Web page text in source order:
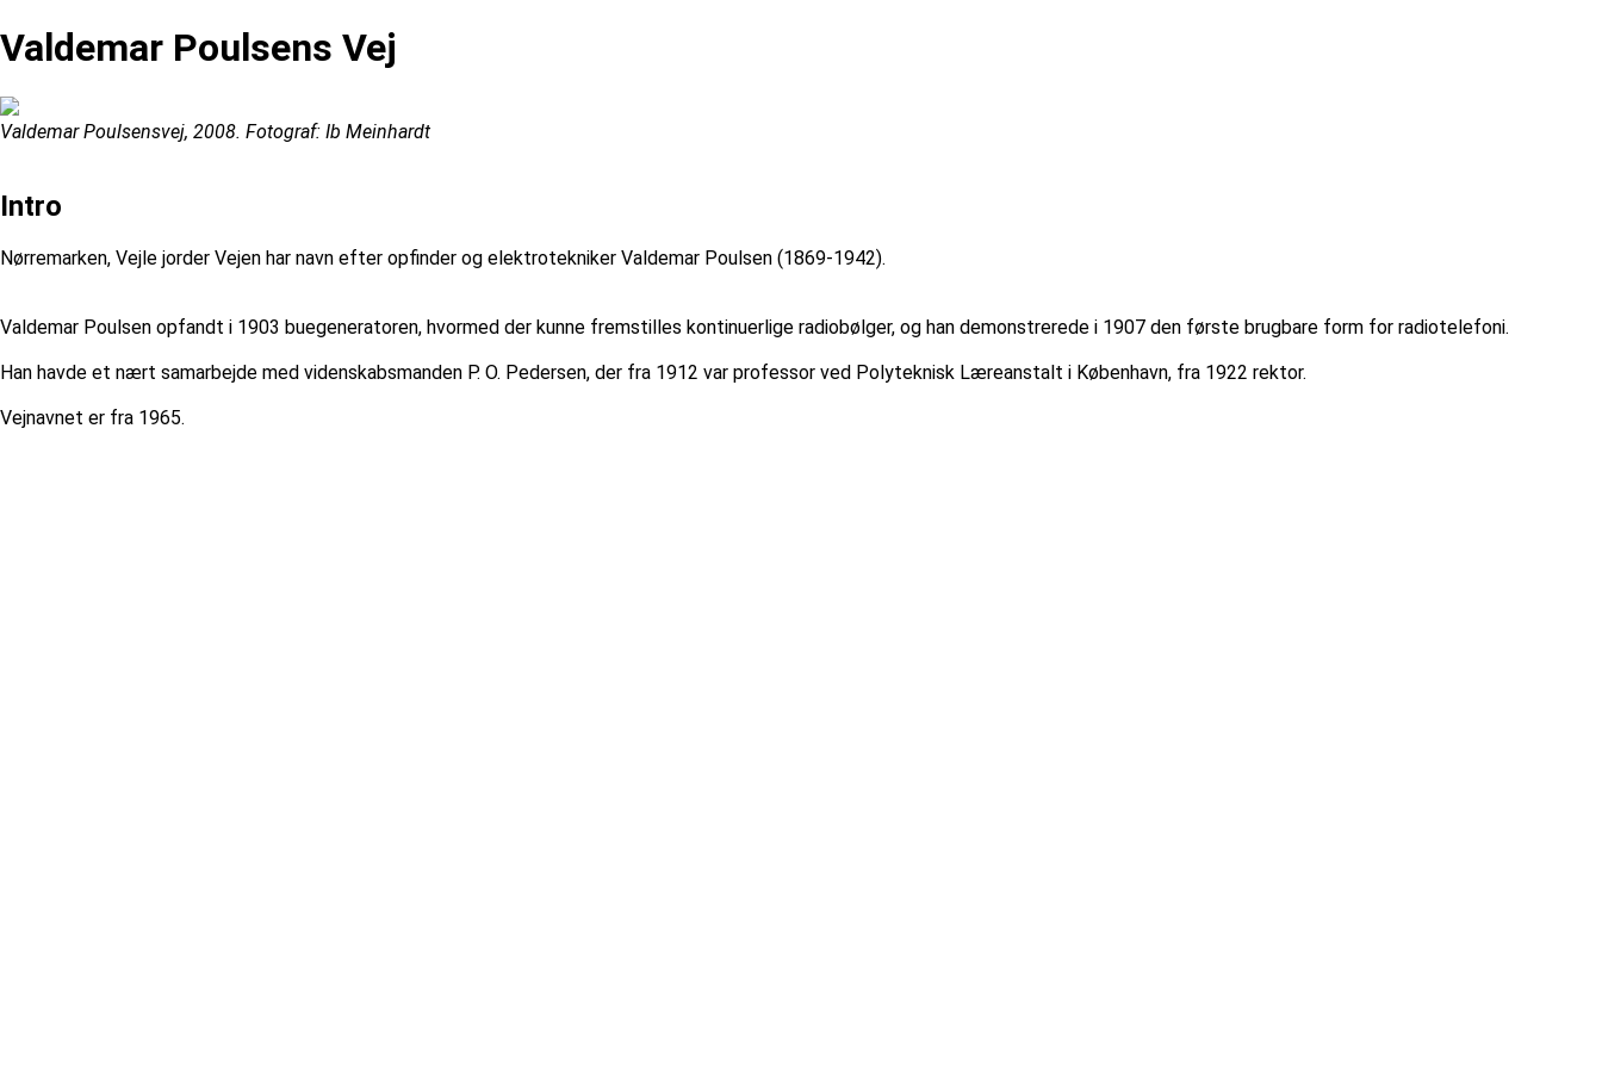
Valdemar Poulsens Vej
Valdemar Poulsensvej, 2008. Fotograf: Ib Meinhardt
Intro
Nørremarken, Vejle jorder Vejen har navn efter opfinder og elektrotekniker Valdemar Poulsen (1869-1942).
Valdemar Poulsen opfandt i 1903 buegeneratoren, hvormed der kunne fremstilles kontinuerlige radiobølger, og han demonstrerede i 1907 den første brugbare form for radiotelefoni.
Han havde et nært samarbejde med videnskabsmanden P. O. Pedersen, der fra 1912 var professor ved Polyteknisk Læreanstalt i København, fra 1922 rektor.
Vejnavnet er fra 1965.